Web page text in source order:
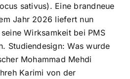
sativus). Eine brandneue
Jahr 2026 liefert nun
Wirksamkeit bei PMS
Studiendesign: Was wurde
Mohammad Mehdi
Karimi von der